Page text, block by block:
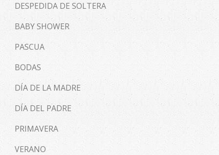
DESPEDIDA DE SOLTERA
BABY SHOWER
PASCUA
BODAS
DÍA DE LA MADRE
DÍA DEL PADRE
PRIMAVERA
VERANO